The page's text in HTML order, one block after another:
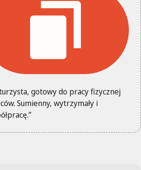
gotowy do pracy fizycznej
Sumienny, wytrzymały i